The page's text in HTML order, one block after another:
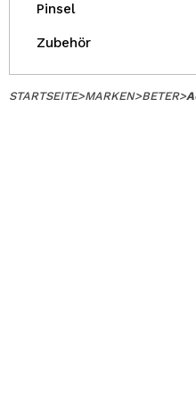
Pinsel
Zubehör
STARTSEITE>MARKEN>BETER>